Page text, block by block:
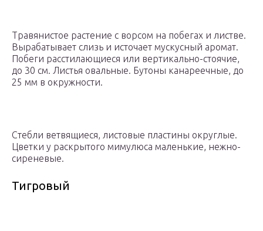
Травянистое растение с ворсом на побегах и листве.
Вырабатывает слизь и источает мускусный аромат.
Побеги расстилающиеся или вертикально-стоячие,
до 30 см. Листья овальные. Бутоны канареечные, до
25 мм в окружности.
Стебли ветвящиеся, листовые пластины округлые.
Цветки у раскрытого мимулюса маленькие, нежно-
сиреневые.
Тигровый